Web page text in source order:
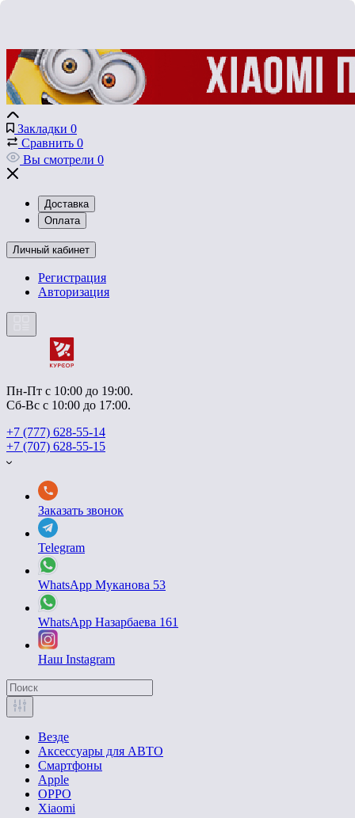
Закладки 0
Сравнить 0
Вы смотрели 0
Доставка
Оплата
Личный кабинет
Регистрация
Авторизация
Пн-Пт с 10:00 до 19:00.
Сб-Вс с 10:00 до 17:00.
+7 (777) 628-55-14
+7 (707) 628-55-15
Заказать звонок
Telegram
WhatsApp Муканова 53
WhatsApp Назарбаева 161
Наш Instagram
Везде
Аксессуары для АВТО
Смартфоны
Apple
OPPO
Xiaomi